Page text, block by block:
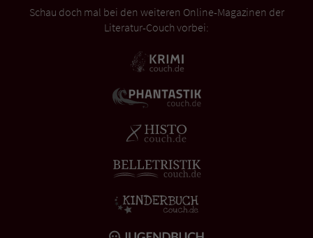
Schau doch mal bei den weiteren Online-Magazinen der
Literatur-Couch vorbei: